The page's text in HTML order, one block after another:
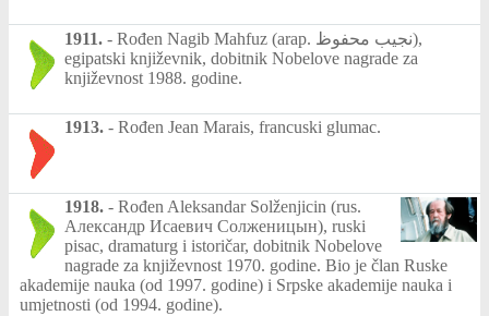
1911. - Rođen Nagib Mahfuz (arap. نجيب محفوظ‎),
egipatski književnik, dobitnik Nobelove nagrade za
književnost 1988. godine.
1913. - Rođen Jean Marais, francuski glumac.
1918. - Rođen Aleksandar Solženjicin (rus.
Александр Исаевич Солженицын), ruski
pisac, dramaturg i istoričar, dobitnik Nobelove
nagrade za književnost 1970. godine. Bio je član Ruske
akademije nauka (od 1997. godine) i Srpske akademije nauka i
umjetnosti (od 1994. godine).